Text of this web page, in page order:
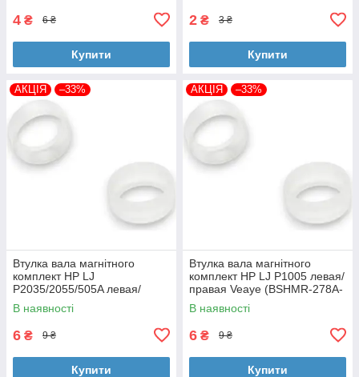
4 ₴ 6 ₴
Купити
2 ₴ 3 ₴
Купити
АКЦІЯ –33%
Втулка вала магнітного
комплект HP LJ
P2035/2055/505A левая/
правая Veaye (BSHMR-505A-
VE)
В наявності
6 ₴ 9 ₴
Купити
АКЦІЯ –33%
Втулка вала магнітного
комплект HP LJ P1005 левая/
правая Veaye (BSHMR-278A-
VE)
В наявності
6 ₴ 9 ₴
Купити